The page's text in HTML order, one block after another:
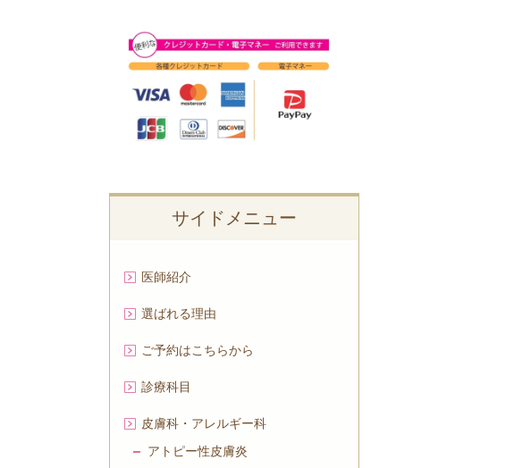
サイドメニュー
医師紹介
選ばれる理由
ご予約はこちらから
診療科目
皮膚科・アレルギー科
アトピー性皮膚炎